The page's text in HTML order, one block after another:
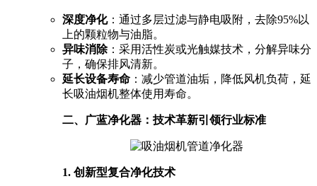
深度净化：通过多层过滤与静电吸附，去除95%以
上的颗粒物与油脂。
异味消除：采用活性炭或光触媒技术，分解异味分
子，确保排风清新。
延长设备寿命 ：减少管道油垢，降低风机负荷，延
长吸油烟机整体使用寿命。
二、广蓝净化器：技术革新引领行业标准
1. 创新型复合净化技术